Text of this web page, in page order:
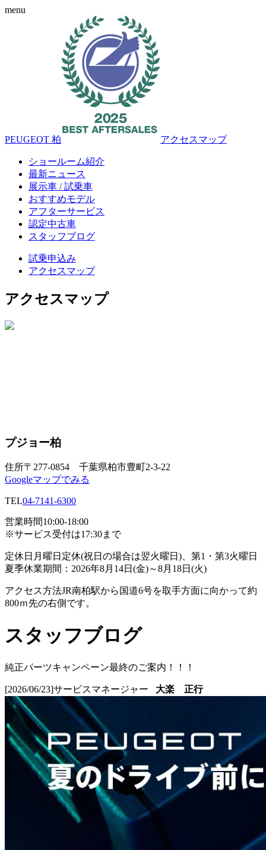
menu
PEUGEOT 柏 アクセスマップ
ショールーム紹介
最新ニュース
展示車 / 試乗車
おすすめモデル
アフターサービス
認定中古車
スタッフブログ
試乗申込み
アクセスマップ
アクセスマップ
プジョー柏
住所〒277-0854 千葉県柏市豊町2-3-22
Googleマップでみる
TEL04-7141-6300
営業時間10:00-18:00
※サービス受付は17:30まで
定休日 月曜日定休(祝日の場合は翌火曜日)、第1・第3火曜日
夏季休業期間：2026年8月14日(金)～8月18日(火)
アクセス方法JR南柏駅から国道6号を取手方面に向かって約
800ｍ先の右側です。
スタッフブログ
純正パーツキャンペーン最終のご案内！！！
[2026/06/23]サービスマネージャー 大楽 正行